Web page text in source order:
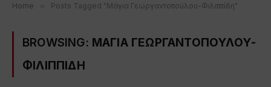
Home » Posts Tagged "Μάγια Γεωργαντοπούλου-Φιλιππίδη"
BROWSING: ΜΑΓΙΑ ΓΕΩΡΓΑΝΤΟΠΟΥΛΟΥ-
ΦΙΛΙΠΠΙΔΗ